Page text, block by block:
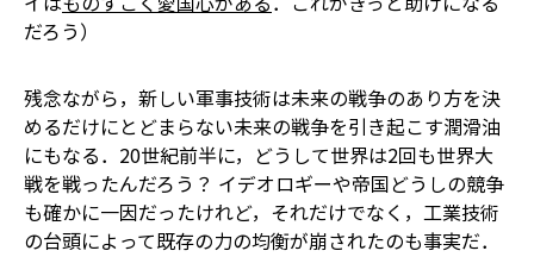
だろう）
残念ながら，新しい軍事技術は未来の戦争のあり方を決
めるだけにとどまらない――未来の戦争を引き起こす潤滑油
にもなる．20世紀前半に，どうして世界は2回も世界大
戦を戦ったんだろう？ イデオロギーや帝国どうしの競争
も確かに一因だったけれど，それだけでなく，工業技術
の台頭によって既存の力の均衡が崩されたのも事実だ．